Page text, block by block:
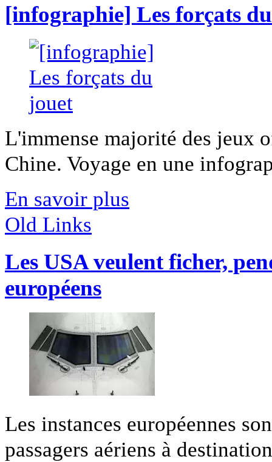
[infographie] Les forçats
L'immense majorité des jeux
Chine. Voyage en une
En savoir plus
Old Links
Les USA veulent ficher,
européens
Les instances européennes
passagers aériens à